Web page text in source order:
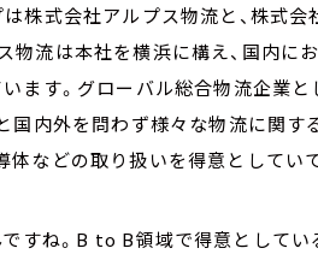
は株式会社アルプス物流と、株式
物流は本社を横浜に構え、国内に
ます。グローバル総合物流企業と
と国内外を問わず様々な物流に関
などの取り扱いを得意としてい
ですね。B to B領域で得意として